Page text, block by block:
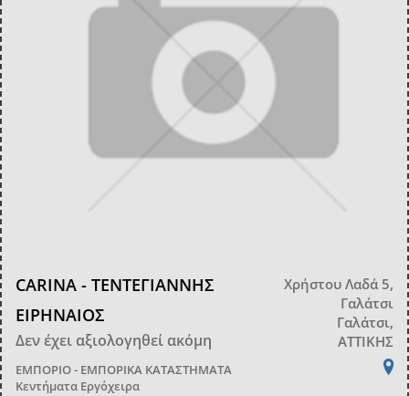
CARINA - ΤΕΝΤΕΓΙΑΝΝΗΣ
ΕΙΡΗΝΑΙΟΣ
Δεν έχει αξιολογηθεί ακόμη
ΕΜΠΟΡΙΟ - ΕΜΠΟΡΙΚΑ ΚΑΤΑΣΤΗΜΑΤΑ
Κεντήματα Εργόχειρα
Χρήστου Λαδά 5,
Γαλάτσι
Γαλάτσι,
ΑΤΤΙΚΗΣ